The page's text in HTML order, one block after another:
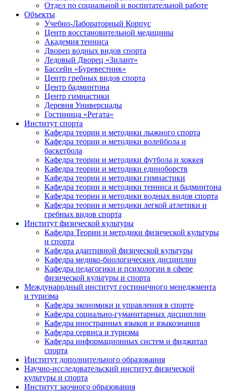
Отдел по социальной и воспитательной работе
Объекты
Учебно-Лабораторный Корпус
Центр восстановительной медицины
Академия тенниса
Дворец водных видов спорта
Ледовый Дворец «Зилант»
Бассейн «Буревестник»
Центр гребных видов спорта
Центр бадминтона
Центр гимнастики
Деревня Универсиады
Гостиница «Регата»
Институт спорта
Кафедра теории и методики лыжного спорта
Кафедра теории и методики волейбола и
баскетбола
Кафедра теории и методики футбола и хоккея
Кафедра теории и методики единоборств
Кафедра теории и методики гимнастики
Кафедра теории и методики тенниса и бадминтона
Кафедра теории и методики водных видов спорта
Кафедра теории и методики легкой атлетики и
гребных видов спорта
Институт физической культуры
Кафедра Теории и методики физической культуры
и спорта
Кафедра адаптивной физической культуры
Кафедра медико-биологических дисциплин
Кафедра педагогики и психологии в сфере
физической культуры и спорта
Международный институт гостиничного менеджмента
и туризма
Кафедра экономики и управления в спорте
Кафедра социально-гуманитарных дисциплин
Кафедра иностранных языков и языкознания
Кафедра сервиса и туризма
Кафедра информационных систем и фиджитал
спорта
Институт дополнительного образования
Научно-исследовательский институт физической
культуры и спорта
Институт заочного образования